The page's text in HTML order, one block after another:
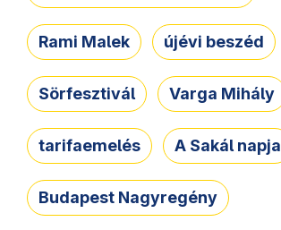
Rami Malek újévi beszéd
Sörfesztivál Varga Mihály
tarifaemelés A Sakál napja
Budapest Nagyregény